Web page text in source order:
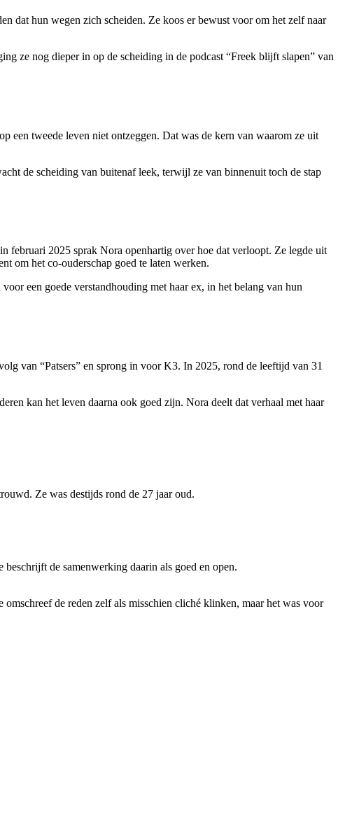
dat hun wegen zich scheiden. Ze koos er bewust voor om het zelf naar
ze nog dieper in op de scheiding in de podcast “Freek blijft slapen” van
een tweede leven niet ontzeggen. Dat was de kern van waarom ze uit
de scheiding van buitenaf leek, terwijl ze van binnenuit toch de stap
februari 2025 sprak Nora openhartig over hoe dat verloopt. Ze legde uit
om het co-ouderschap goed te laten werken.
een goede verstandhouding met haar ex, in het belang van hun
van “Patsers” en sprong in voor K3. In 2025, rond de leeftijd van 31
kan het leven daarna ook goed zijn. Nora deelt dat verhaal met haar
Ze was destijds rond de 27 jaar oud.
de samenwerking daarin als goed en open.
de reden zelf als misschien cliché klinken, maar het was voor